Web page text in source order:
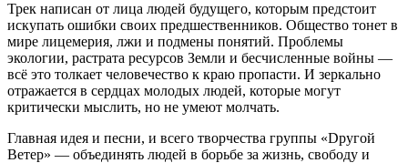
Трек написан от лица людей будущего, которым предстоит
искупать ошибки своих предшественников. Общество тонет в
мире лицемерия, лжи и подмены понятий. Проблемы
экологии, растрата ресурсов Земли и бесчисленные войны —
всё это толкает человечество к краю пропасти. И зеркально
отражается в сердцах молодых людей, которые могут
критически мыслить, но не умеют молчать.
Главная идея и песни, и всего творчества группы «Dругой
Ветер» — объединять людей в борьбе за жизнь, свободу и